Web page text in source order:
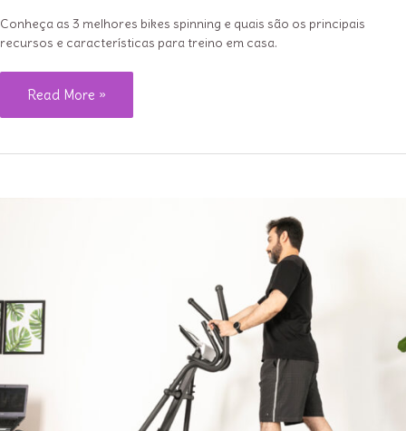
Conheça as 3 melhores bikes spinning e quais são os principais
recursos e características para treino em casa.
Ranking
das
Read More »